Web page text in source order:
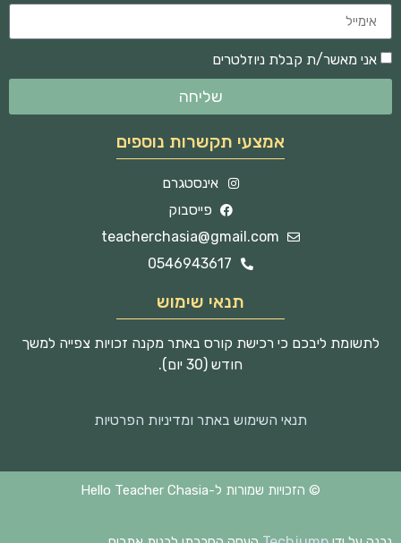
אני מאשר/ת קבלת ניוזלטרים
שליחה
אמצעי תקשרות נוספים
אינסטגרם
פייסבוק
teacherchasia@gmail.com
0546943617
תנאי שימוש
לתשומת ליבכם כי רכישת קורס באתר מקנה זכויות צפייה למשך
חודש (30 יום).
תנאי השימוש באתר ומדיניות הפרטיות
© הזכויות שמורות ל-Hello Teacher Chasia